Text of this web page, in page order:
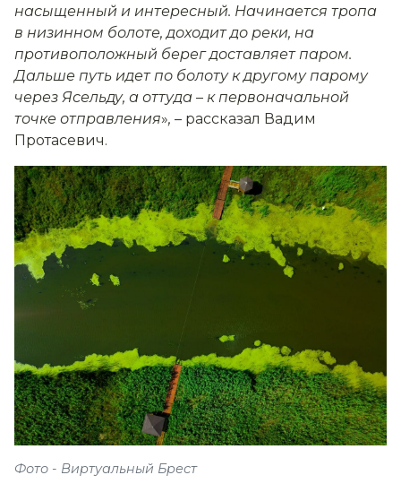
насыщенный и интересный. Начинается тропа
в низинном болоте, доходит до реки, на
противоположный берег доставляет паром.
Дальше путь идет по болоту к другому парому
через Ясельду, а оттуда – к первоначальной
точке отправления», – рассказал Вадим
Протасевич.
Фото - Виртуальный Брест